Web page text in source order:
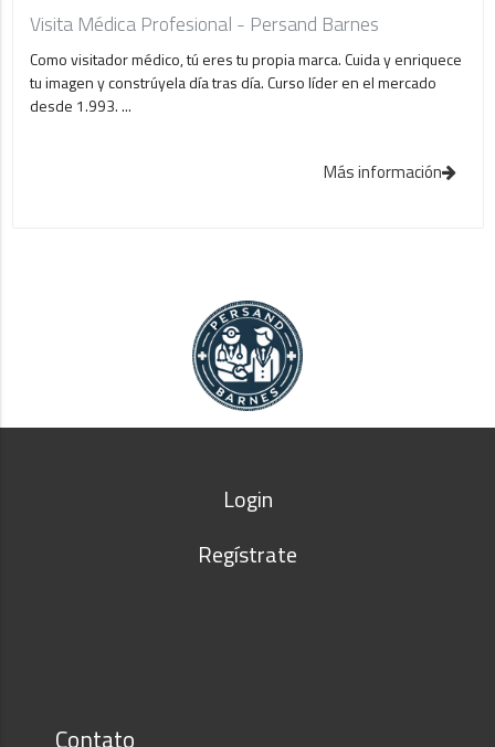
Visita Médica Profesional - Persand Barnes
Como visitador médico, tú eres tu propia marca. Cuida y enriquece
tu imagen y constrúyela día tras día. Curso líder en el mercado
desde 1.993. ...
Más información
Login
Regístrate
Contato